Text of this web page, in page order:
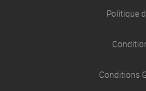
Politique
Conditions